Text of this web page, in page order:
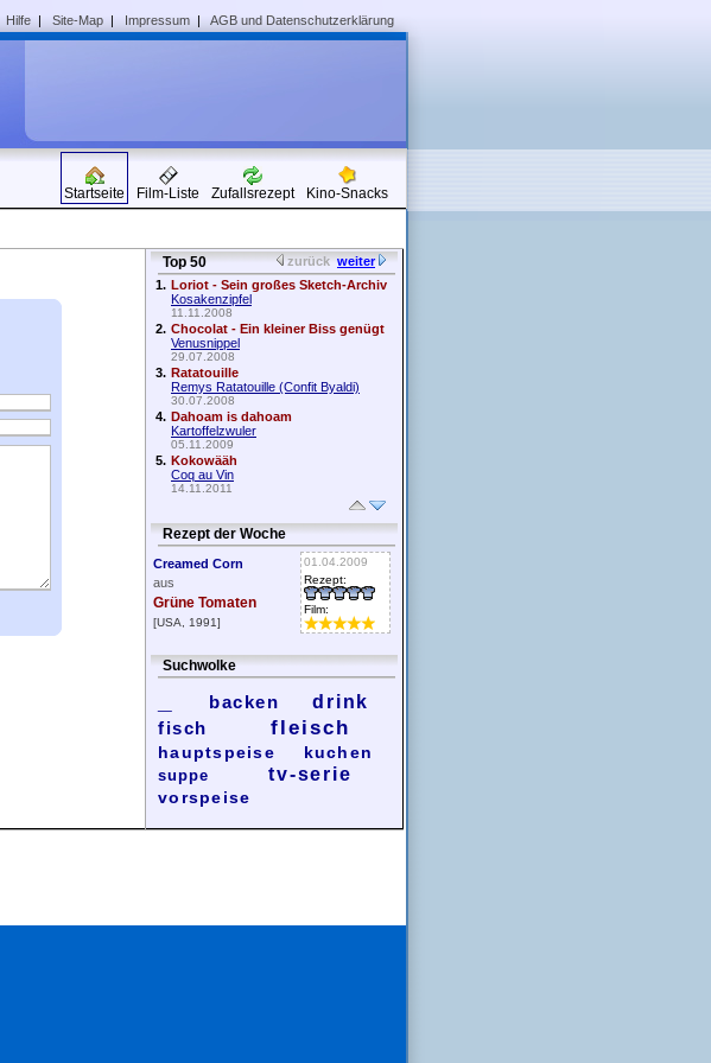
Hilfe | Site-Map | Impressum | AGB und Datenschutzerklärung
Startseite Film-Liste Zufallsrezept Kino-Snacks
zurück weiter
Top 50
1. Loriot - Sein großes Sketch-Archiv
Kosakenzipfel
11.11.2008
2. Chocolat - Ein kleiner Biss genügt
Venusnippel
29.07.2008
3. Ratatouille
Remys Ratatouille (Confit Byaldi)
30.07.2008
4. Dahoam is dahoam
Kartoffelzwuler
05.11.2009
5. Kokowääh
Coq au Vin
14.11.2011
Rezept der Woche
01.04.2009
Rezept:
Film:
Creamed Corn
aus
Grüne Tomaten
[USA, 1991]
Suchwolke
backen
drink
fisch
fleisch
hauptspeise kuchen
suppe tv-serie
vorspeise